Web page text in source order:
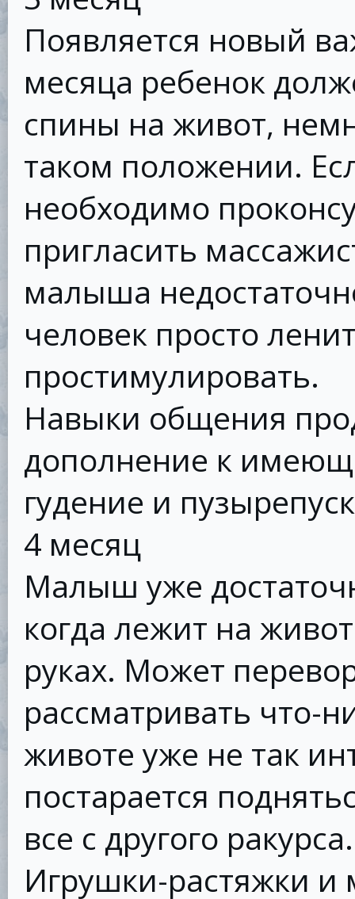
Появляется новый
месяца ребенок
спины на живот,
таком положении.
необходимо
пригласить
малыша
человек просто
простимулировать.
Навыки общения
дополнение к
гудение и
4 месяц
Малыш уже
когда лежит на
руках. Может
рассматривать что-
животе уже не так
постарается
все с другого ракурса.
Игрушки-растяжки и